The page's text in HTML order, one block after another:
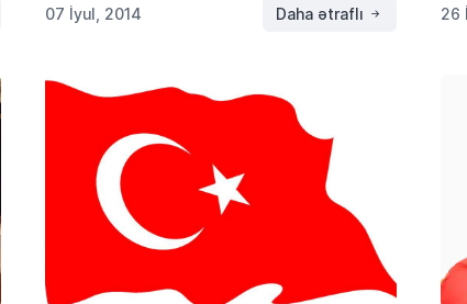
çıkacak adayda milletin aradığı en önemli özellik
07 İyul, 2014 Daha ətraflı 26